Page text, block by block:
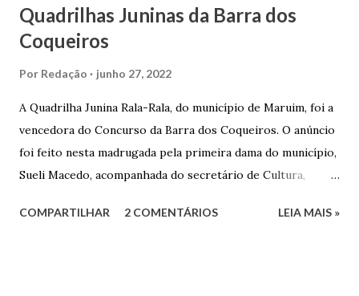
Quadrilhas Juninas da Barra dos
Coqueiros
Por Redação junho 27, 2022
A Quadrilha Junina Rala-Rala, do município de Maruim, foi a
vencedora do Concurso da Barra dos Coqueiros. O anúncio
foi feito nesta madrugada pela primeira dama do município,
Sueli Macedo, acompanhada do secretário de Cultura,
Roberto Fernandes dos Santos Júnior, e na presença dos
COMPARTILHAR 2 COMENTÁRIOS LEIA MAIS »